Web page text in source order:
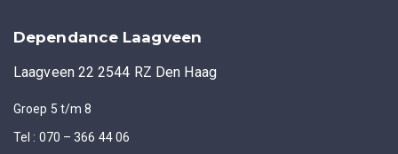
Dependance Laagveen
Laagveen 22 2544 RZ Den Haag
Groep 5 t/m 8
Tel : 070 – 366 44 06